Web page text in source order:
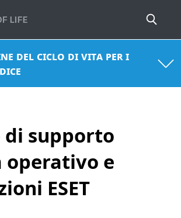
del ciclo di vita per i
supporto
operativo e
ESET